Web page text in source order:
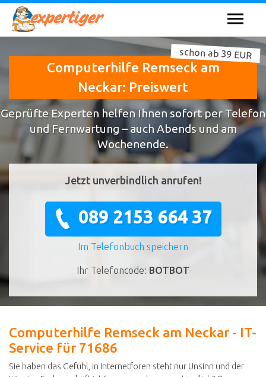
Computerhilfe Remseck am
Neckar: Preiswert
schon ab 39 EUR
Geprüfte Experten helfen Ihnen sofort per Telefon
und Fernwartung – auch Abends und am
Wochenende.
Jetzt unverbindlich anrufen!
089 2153 664 37
Im Telefonbuch speichern
Ihr Telefoncode: BOTBOT
Computerhilfe Remseck am Neckar - IT-
Service für 71686
Sie haben das Gefühl, in Internetforen steht nur Unsinn und der